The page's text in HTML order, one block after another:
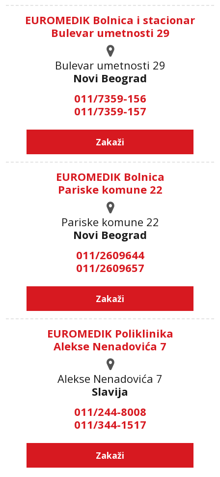
EUROMEDIK Bolnica i stacionar
Bulevar umetnosti 29
Bulevar umetnosti 29
Novi Beograd
011/7359-156
011/7359-157
Zakaži
EUROMEDIK Bolnica
Pariske komune 22
Pariske komune 22
Novi Beograd
011/2609644
011/2609657
Zakaži
EUROMEDIK Poliklinika
Alekse Nenadovića 7
Alekse Nenadovića 7
Slavija
011/244-8008
011/344-1517
Zakaži